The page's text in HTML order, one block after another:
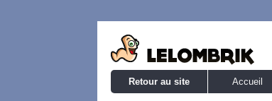
Retour au site Accueil